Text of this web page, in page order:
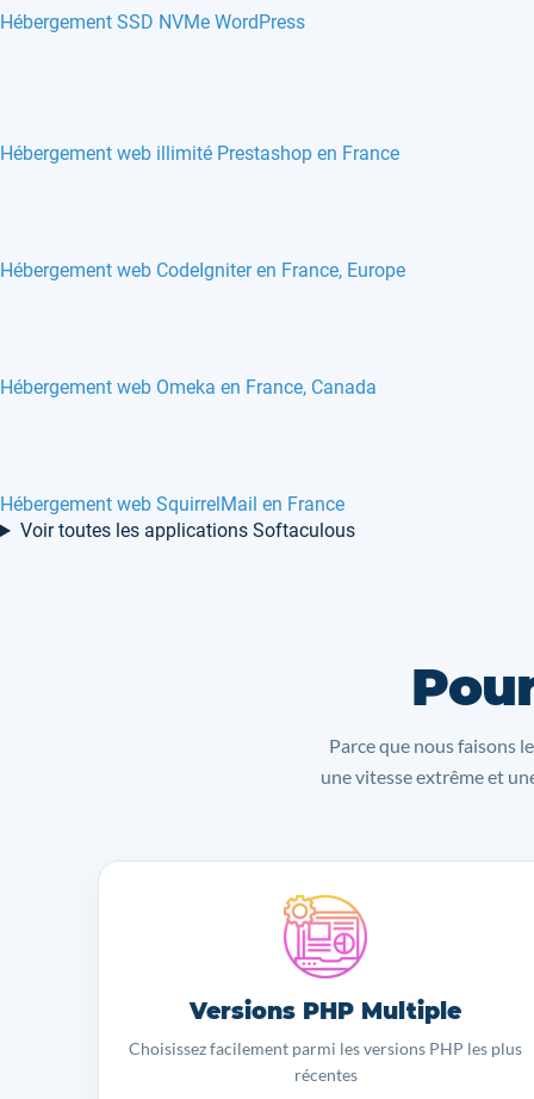
Hébergement SSD NVMe WordPress
Hébergement web illimité Prestashop en France
Hébergement web CodeIgniter en France, Europe
Hébergement web Omeka en France, Canada
Hébergement web SquirrelMail en France
Voir toutes les applications Softaculous
Parce que nous faisons
une vitesse extrême et
Versions PHP Multiple
Choisissez facilement parmi les versions PHP les plus
récentes